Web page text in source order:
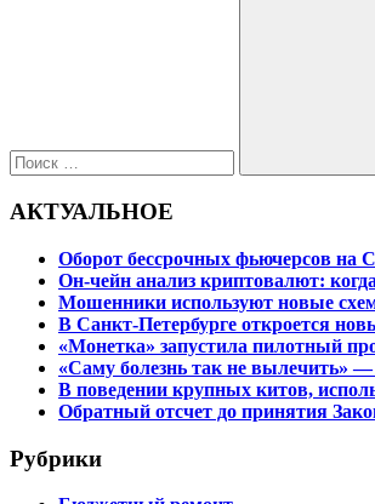
АКТУАЛЬНОЕ
Оборот бессрочных фьючерсов на
Он-чейн анализ криптовалют:
Мошенники используют новые
В Санкт-Петербурге откроется
«Монетка» запустила пилотный
«Саму болезнь так не вылечить»
В поведении крупных китов,
Обратный отсчет до принятия
Рубрики